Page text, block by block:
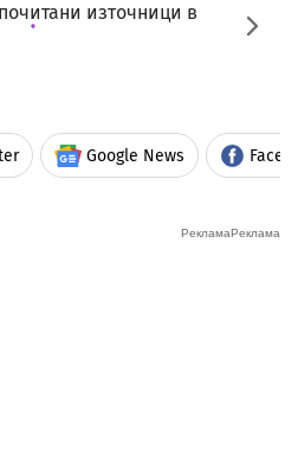
източници в
Google News